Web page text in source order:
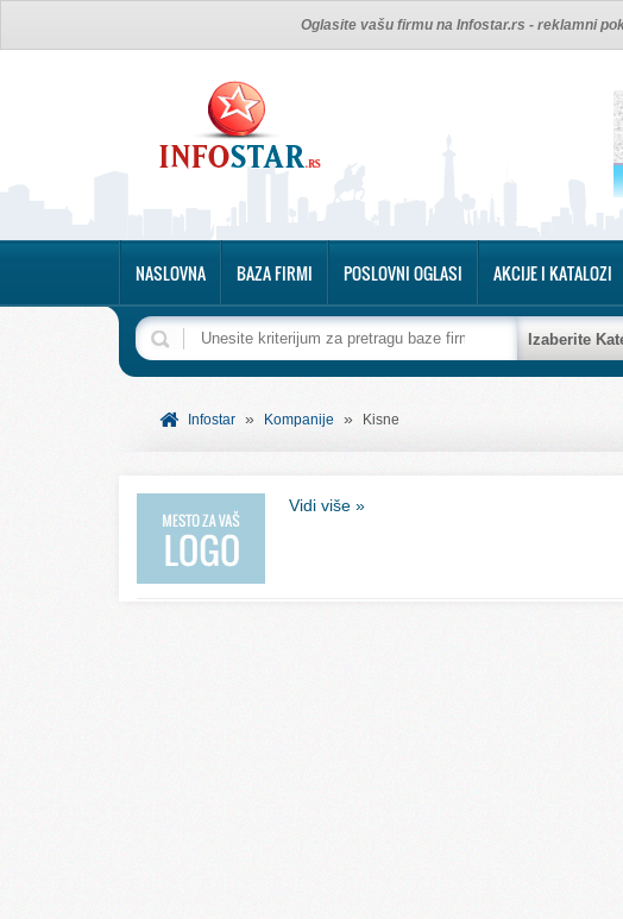
Oglasite vašu firmu na Infostar.rs - reklamni
NASLOVNA BAZA FIRMI POSLOVNI OGLASI AKCIJE I KATALOZI
Izaberite
Infostar » Kompanije » Kisne
Vidi više »